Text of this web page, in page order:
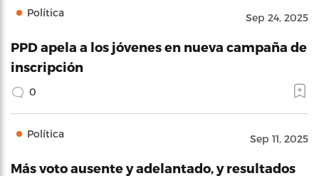
Política Sep 24, 2025
PPD apela a los jóvenes en nueva campaña de
inscripción
0
Política Sep 11, 2025
Más voto ausente y adelantado, y resultados